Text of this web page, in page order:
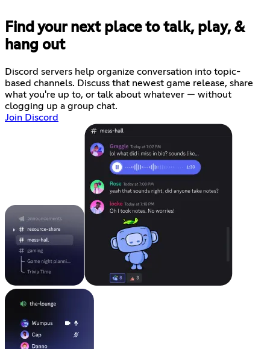
Find your next place to talk, play, &
hang out
Discord servers help organize conversation into topic-
based channels. Discuss that newest game release, share
what you're up to, or talk about whatever — without
clogging up a group chat.
Join Discord